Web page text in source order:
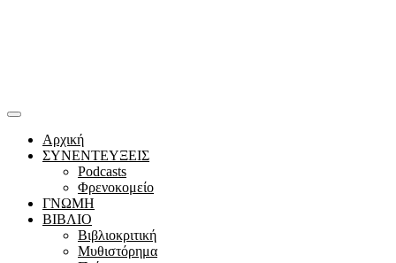
Αρχική
ΣΥΝΕΝΤΕΥΞΕΙΣ
Podcasts
Φρενοκομείο
ΓΝΩΜΗ
ΒΙΒΛΙΟ
Βιβλιοκριτική
Μυθιστόρημα